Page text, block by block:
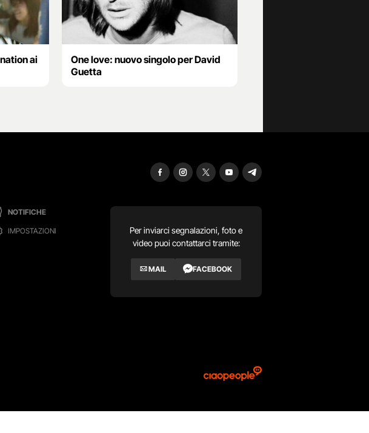
ai
One love: nuovo singolo per David
Guetta
NOTIFICHE
IMPOSTAZIONI
Per inviarci segnalazioni, foto e
video puoi contattarci tramite:
MAIL FACEBOOK